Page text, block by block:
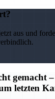
aus und
gemacht
letzten